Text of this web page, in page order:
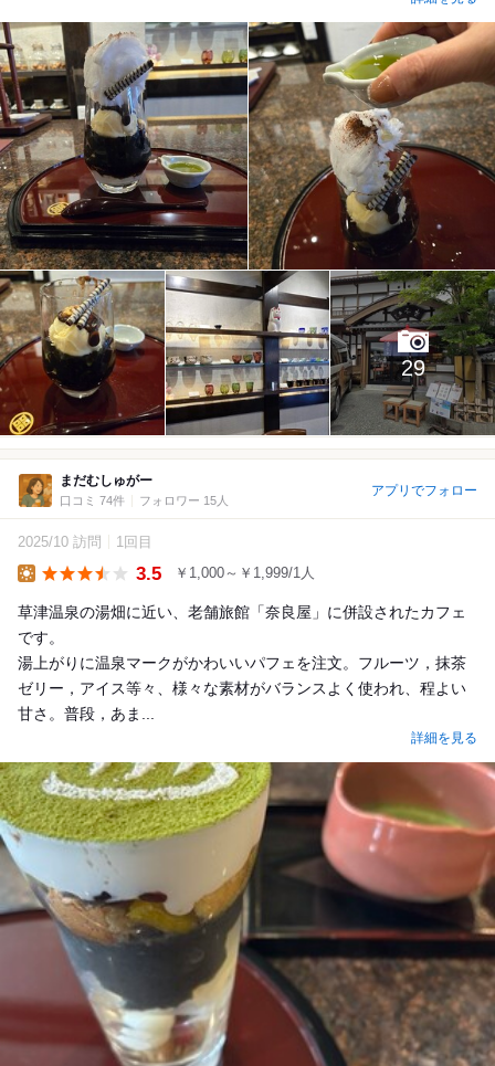
29
まだむしゅがー
口コミ 74件 フォロワー 15人
アプリでフォロー
2025/10 訪問 1回目
3.5 ￥1,000～￥1,999/1人
草津温泉の湯畑に近い、老舗旅館「奈良屋」に併設されたカフェ
です。
湯上がりに温泉マークがかわいいパフェを注文。フルーツ，抹茶
ゼリー，アイス等々、様々な素材がバランスよく使われ、程よい
甘さ。普段，あま...
詳細を見る